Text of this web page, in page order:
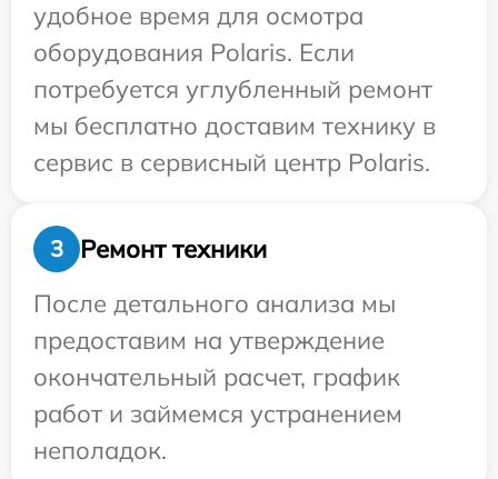
удобное время для осмотра
оборудования Polaris. Если
потребуется углубленный ремонт
мы бесплатно доставим технику в
сервис в сервисный центр Polaris.
3
Ремонт техники
После детального анализа мы
предоставим на утверждение
окончательный расчет, график
работ и займемся устранением
неполадок.